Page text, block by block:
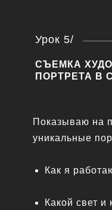
Урок 5/
СЪЕМКА
ПОРТРЕТА В
Показываю на
уникальные
Как я
Какой свет и